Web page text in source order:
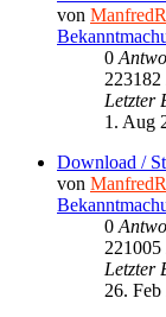
von
0
223182
Letzter
1. Aug
Download /
von
0
221005
Letzter
26. Feb